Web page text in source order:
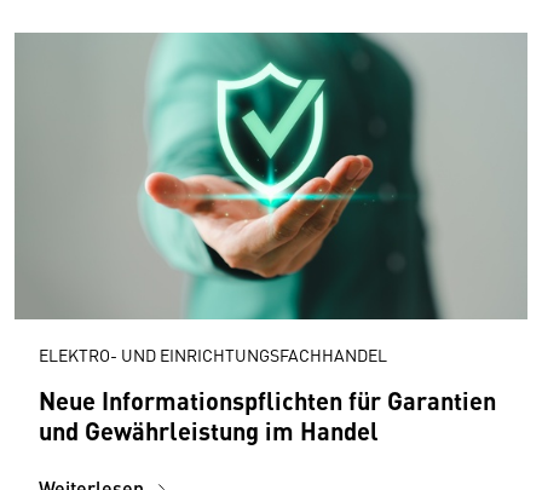
ELEKTRO- UND EINRICHTUNGSFACHHANDEL
Neue Informationspflichten für Garantien
und Gewährleistung im Handel